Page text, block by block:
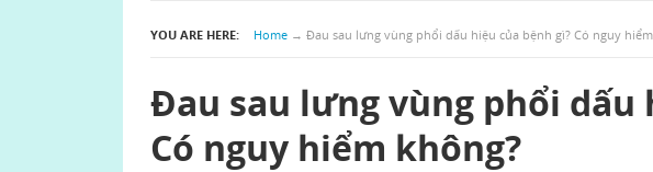
YOU ARE HERE: Home → Đau sau lưng vùng phổi dấu hiệu của bệnh gì? Có nguy
Đau sau lưng vùng phổi dấu
Có nguy hiểm không?